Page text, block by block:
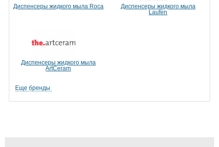
Диспенсеры жидкого мыла Roca
Диспенсеры жидкого мыла
Laufen
Диспенсеры жидкого мыла
ArtCeram
Еще бренды